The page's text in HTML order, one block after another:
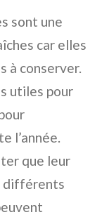
sont une
car elles
à conserver.
utiles pour
l’année.
que leur
différents